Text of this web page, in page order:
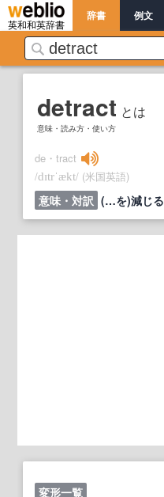
英和和英辞書
辞書 例文
detract とは
意味・読み方・使い方
de・tract
/dɪtrˈækt/ (米国英語)
意味・対訳 (…を)減じる
変形一覧